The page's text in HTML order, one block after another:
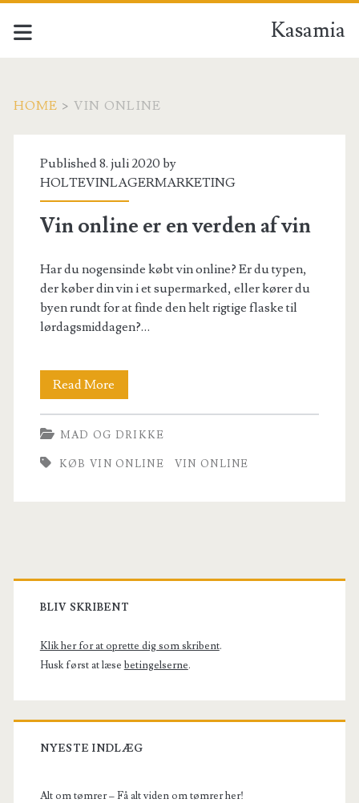
Kasamia
HOME > VIN ONLINE
Tag:
<span>vin
online</span>
Published 8. juli 2020 by
HOLTEVINLAGERMARKETING
Vin online er en verden af vin
Har du nogensinde købt vin online? Er du typen,
der køber din vin i et supermarked, eller kører du
byen rundt for at finde den helt rigtige flaske til
lørdagsmiddagen?…
Read More
online
er
en
MAD OG DRIKKE
KØB VIN ONLINE VIN ONLINE
Primary
Sidebar
BLIV SKRIBENT
Klik her for at oprette dig som skribent.
Husk først at læse betingelserne.
NYESTE INDLÆG
Alt om tømrer – Få alt viden om tømrer her!